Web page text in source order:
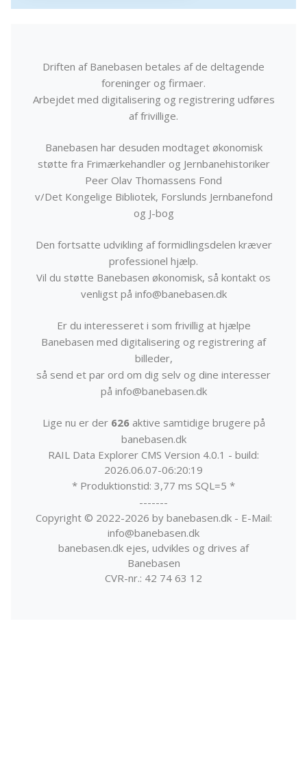
Driften af Banebasen betales af de deltagende
foreninger og firmaer.
Arbejdet med digitalisering og registrering udføres
af frivillige.
Banebasen har desuden modtaget økonomisk
støtte fra Frimærkehandler og Jernbanehistoriker
Peer Olav Thomassens Fond
v/Det Kongelige Bibliotek, Forslunds Jernbanefond
og J-bog
Den fortsatte udvikling af formidlingsdelen kræver
professionel hjælp.
Vil du støtte Banebasen økonomisk, så kontakt os
venligst på info@banebasen.dk
Er du interesseret i som frivillig at hjælpe
Banebasen med digitalisering og registrering af
billeder,
så send et par ord om dig selv og dine interesser
på info@banebasen.dk
Lige nu er der 626aktive samtidige brugere på
banebasen.dk
RAIL Data Explorer CMS Version 4.0.1 - build:
2026.06.07-06:20:19
* Produktionstid: 3,77 ms SQL=5 *
-------
Copyright © 2022-2026 by banebasen.dk - E-Mail:
info@banebasen.dk
banebasen.dk ejes, udvikles og drives af
Banebasen
CVR-nr.: 42 74 63 12